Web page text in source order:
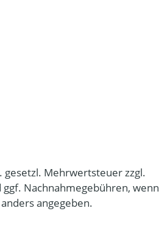
gesetzl. Mehrwertsteuer zzgl.
ggf. Nachnahmegebühren, wenn
angegeben.